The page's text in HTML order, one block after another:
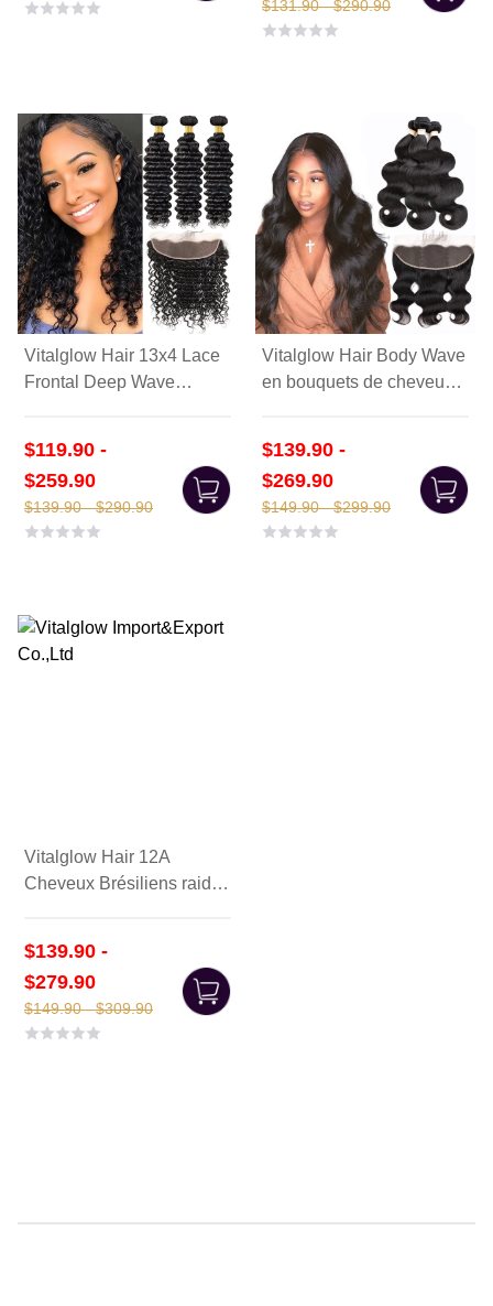
$131.90 - $290.90
Vitalglow Hair 13x4 Lace
Frontal Deep Wave
$119.90 -
$259.90
$139.90 - $290.90
Vitalglow Hair Body Wave
en bouquets de cheveux
$139.90 -
$269.90
$149.90 - $299.90
Vitalglow Hair 12A
Cheveux Brésiliens raides
$139.90 -
$279.90
$149.90 - $309.90